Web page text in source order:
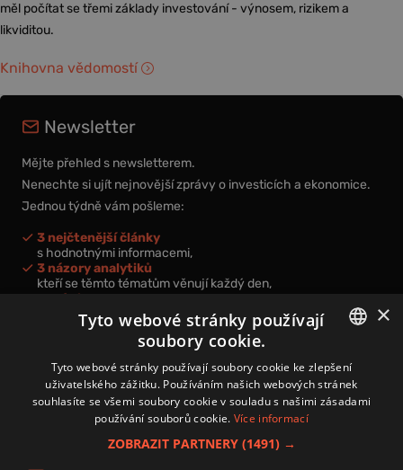
měl počítat se třemi základy investování - výnosem, rizikem a
likviditou.
Knihovna vědomostí
Newsletter
Mějte přehled s newsletterem.
Nenechte si ujít nejnovější zprávy o investicích a ekonomice.
Jednou týdně vám pošleme:
3 nejčtenější články
s hodnotnými informacemi,
3 názory analytiků
kteří se těmto tématům věnují každý den,
nová videa a podcasty
k prohloubení vašich znalostí.
Přihlášením k newsletteru vyjadřujete svůj souhlas spodmínkami
zpracování osobních údajů.
CZECH
×
Tyto webové stránky používají
soubory cookie.
Tyto webové stránky používají soubory cookie ke zlepšení
uživatelského zážitku. Používáním našich webových stránek
souhlasíte se všemi soubory cookie v souladu s našimi zásadami
používání souborů cookie. Více informací
ZOBRAZIT PARTNERY (1491) →